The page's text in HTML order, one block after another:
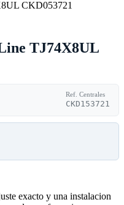
TJ74X8UL
Ref. Centrales
CKD153721
exacto y una instalacion